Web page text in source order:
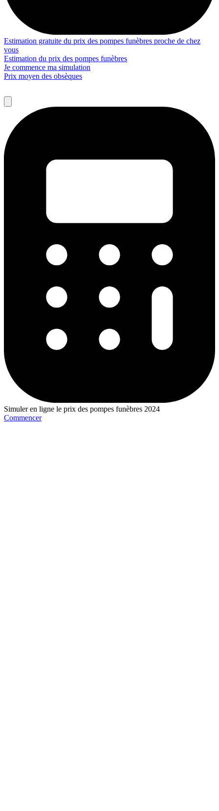
Estimation gratuite du prix des pompes funèbres proche de chez
vous
Estimation du prix des pompes funèbres
Je commence ma simulation
Prix moyen des obsèques
Simuler en ligne le prix des pompes funèbres 2024
Commencer